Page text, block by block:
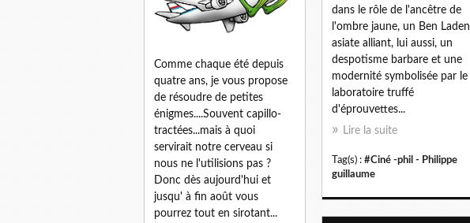
Comme chaque été depuis
quatre ans, je vous propose
de résoudre de petites
énigmes....Souvent capillo-
tractées...mais à quoi
servirait notre cerveau si
nous ne l'utilisions pas ?
Donc dès aujourd'hui et
jusqu' à fin août vous
pourrez tout en sirotant...
dans le rôle de l'ancêtre de
l'ombre jaune, un Ben Laden
asiate alliant, lui aussi, un
despotisme barbare et une
modernité symbolisée par le
laboratoire truffé
d'éprouvettes...
Lire la suite
Tag(s) : #Ciné -phil - Philippe
guillaume